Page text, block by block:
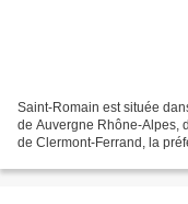
Saint-Romain est située
de Auvergne Rhône-Alpes,
de Clermont-Ferrand, la